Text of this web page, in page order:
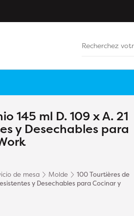
145 ml D. 109 x A. 21
y Desechables para
de mesa Molde
100 Tourtières de
y Desechables para Cocinar y